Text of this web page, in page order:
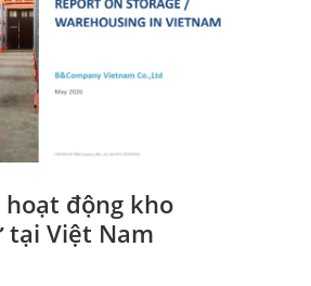
hoạt động kho
Việt Nam